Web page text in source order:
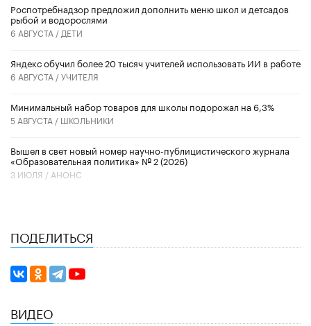
Роспотребнадзор предложил дополнить меню школ и детсадов
рыбой и водорослями
6 АВГУСТА / ДЕТИ
​Яндекс обучил более 20 тысяч учителей использовать ИИ в работе
6 АВГУСТА /УЧИТЕЛЯ
Минимальный набор товаров для школы подорожал на 6,3%
5 АВГУСТА / ШКОЛЬНИКИ
Вышел в свет новый номер научно-публицистического журнала
«Образовательная политика» № 2 (2026)
3 ИЮЛЯ / АНОНС
ПОДЕЛИТЬСЯ
ВИДЕО